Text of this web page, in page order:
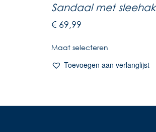
Sandaal met sleehak
€ 69,99
Maat selecteren
Toevoegen aan verlanglijst